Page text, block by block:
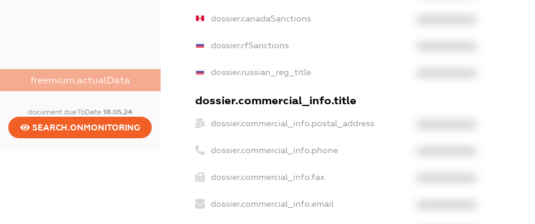
freemium.actualData
document.dueToDate18.05.24
SEARCH.ONMONITORING
dossier.canadaSanctions
dossier.rfSanctions
dossier.russian_reg_title
dossier.commercial_info.title
dossier.commercial_info.postal_address
dossier.commercial_info.phone
dossier.commercial_info.fax
dossier.commercial_info.email